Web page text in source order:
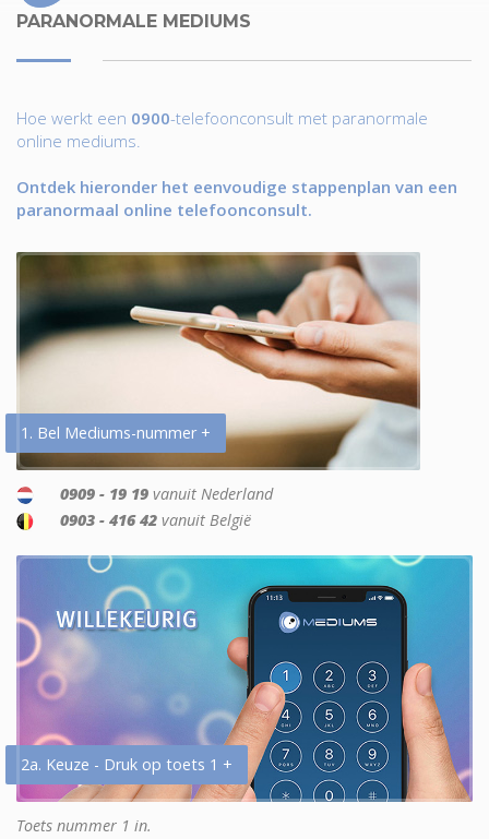
PARANORMALE MEDIUMS
Hoe werkt een 0900-telefoonconsult met paranormale
online mediums.
Ontdek hieronder het eenvoudige stappenplan van een
paranormaal online telefoonconsult.
1. Bel Mediums-nummer +
0909 - 19 19 vanuit Nederland
0903 - 416 42 vanuit België
2a. Keuze - Druk op toets 1 +
Toets nummer 1 in.